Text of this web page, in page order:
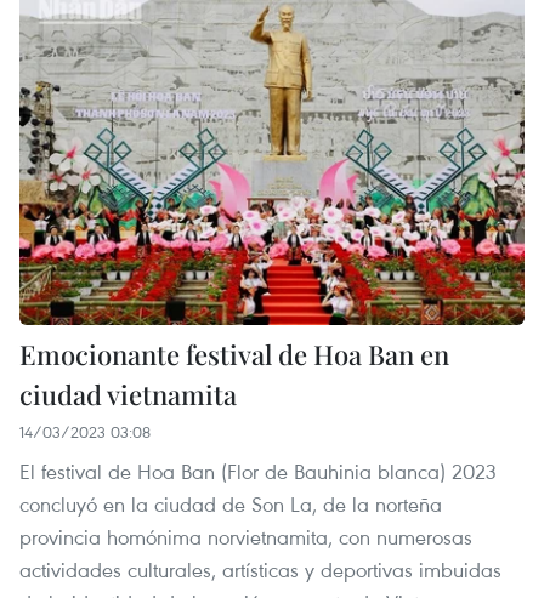
Emocionante festival de Hoa Ban en
ciudad vietnamita
14/03/2023 03:08
El festival de Hoa Ban (Flor de Bauhinia blanca) 2023
concluyó en la ciudad de Son La, de la norteña
provincia homónima norvietnamita, con numerosas
actividades culturales, artísticas y deportivas imbuidas